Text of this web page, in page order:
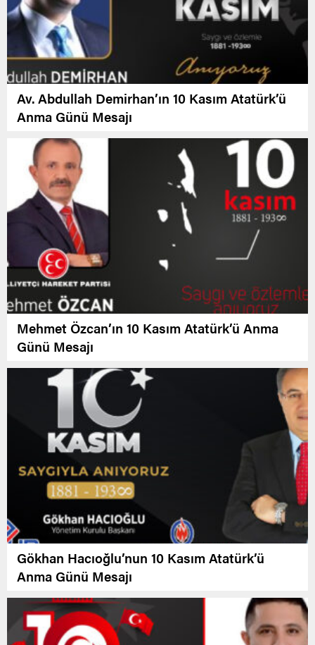
Av. Abdullah Demirhan’ın 10 Kasım Atatürk’ü
Anma Günü Mesajı
Mehmet Özcan’ın 10 Kasım Atatürk’ü Anma
Günü Mesajı
Gökhan Hacıoğlu’nun 10 Kasım Atatürk’ü
Anma Günü Mesajı